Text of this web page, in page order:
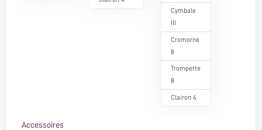
Cymbale
Cromorne
8
Trompette
8
Clairon 4
Accessoires